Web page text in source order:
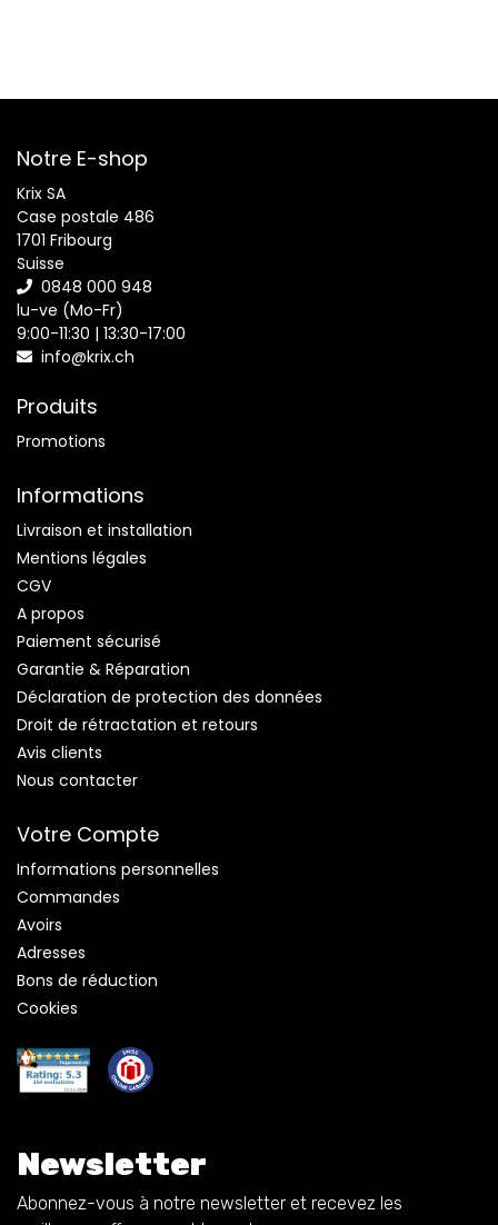
Notre E-shop
Krix SA
Case postale 486
1701 Fribourg
Suisse
0848 000 948
lu-ve (Mo-Fr)
9:00-11:30 | 13:30-17:00
info@krix.ch
Produits
Promotions
Informations
Livraison et installation
Mentions légales
CGV
A propos
Paiement sécurisé
Garantie & Réparation
Déclaration de protection des données
Droit de rétractation et retours
Avis clients
Nous contacter
Votre Compte
Informations personnelles
Commandes
Avoirs
Adresses
Bons de réduction
Cookies
Newsletter
Abonnez-vous à notre newsletter et recevez les